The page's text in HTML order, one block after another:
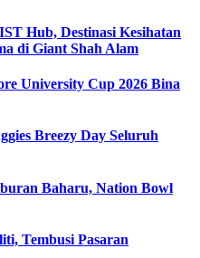
Hub, Destinasi Kesihatan
di Giant Shah Alam
University Cup 2026 Bina
Breezy Day Seluruh
Baharu, Nation Bowl
Tembusi Pasaran